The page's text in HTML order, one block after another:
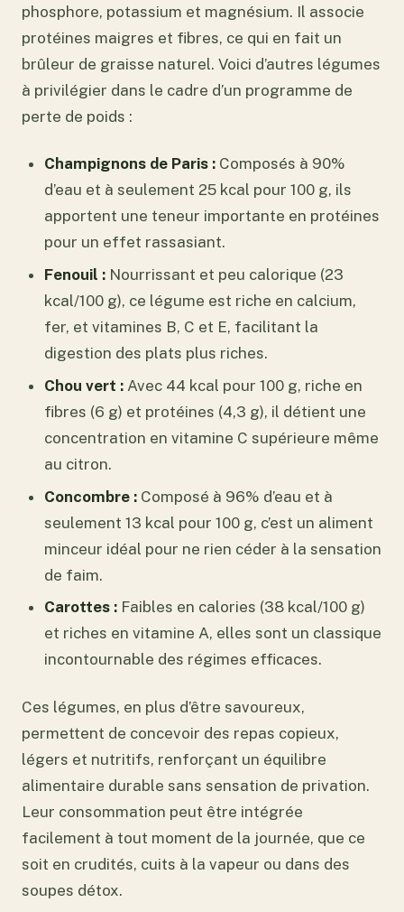
phosphore, potassium et magnésium. Il associe
protéines maigres et fibres, ce qui en fait un
brûleur de graisse naturel. Voici d’autres légumes
à privilégier dans le cadre d’un programme de
perte de poids :
Champignons de Paris : Composés à 90%
d’eau et à seulement 25 kcal pour 100 g, ils
apportent une teneur importante en protéines
pour un effet rassasiant.
Fenouil : Nourrissant et peu calorique (23
kcal/100 g), ce légume est riche en calcium,
fer, et vitamines B, C et E, facilitant la
digestion des plats plus riches.
Chou vert : Avec 44 kcal pour 100 g, riche en
fibres (6 g) et protéines (4,3 g), il détient une
concentration en vitamine C supérieure même
au citron.
Concombre : Composé à 96% d’eau et à
seulement 13 kcal pour 100 g, c’est un aliment
minceur idéal pour ne rien céder à la sensation
de faim.
Carottes : Faibles en calories (38 kcal/100 g)
et riches en vitamine A, elles sont un classique
incontournable des régimes efficaces.
Ces légumes, en plus d’être savoureux,
permettent de concevoir des repas copieux,
légers et nutritifs, renforçant un équilibre
alimentaire durable sans sensation de privation.
Leur consommation peut être intégrée
facilement à tout moment de la journée, que ce
soit en crudités, cuits à la vapeur ou dans des
soupes détox.